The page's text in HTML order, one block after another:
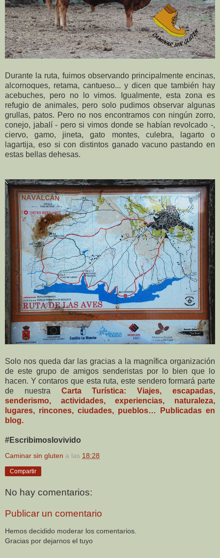
Durante la ruta, fuimos observando principalmente encinas,
alcornoques, retama, cantueso... y dicen que también hay
acebuches, pero no lo vimos. Igualmente, esta zona es
refugio de animales, pero solo pudimos observar algunas
grullas, patos. Pero no nos encontramos con ningún zorro,
conejo, jabalí - pero si vimos donde se habían revolcado -,
ciervo, gamo, jineta, gato montes, culebra, lagarto o
lagartija, eso si con distintos ganado vacuno pastando en
estas bellas dehesas.
Solo nos queda dar las gracias a la magnífica organización
de este grupo de amigos senderistas por lo bien que lo
hacen. Y contaros que esta ruta, este sendero formará parte
de nuestra Carta Turística: Viajes, escapadas,
senderismo, actividades, experiencias, naturaleza,
lugares, rincones, ciudades, pueblos… Publicadas en
blog.
#Escribimoslovivido
Caminar sin gluten a las 18:28
Compartir
No hay comentarios:
Publicar un comentario
Hemos decidido moderar los comentarios.
Gracias por dejarnos el tuyo